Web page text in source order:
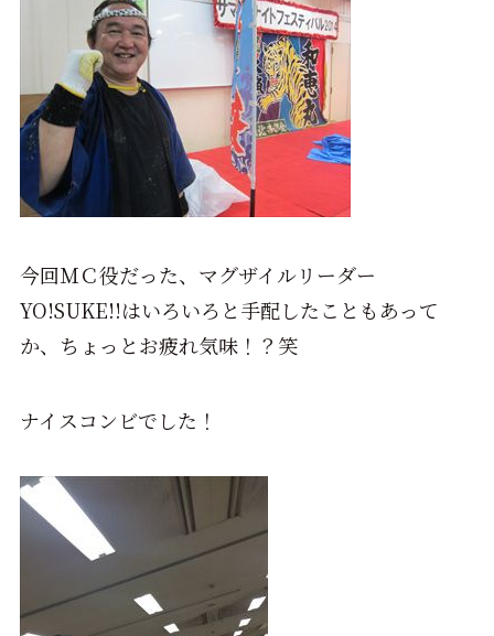
今回ＭＣ役だった、マグザイルリーダー
YO!SUKE!!はいろいろと手配したこともあって
か、ちょっとお疲れ気味！？笑
ナイスコンビでした！